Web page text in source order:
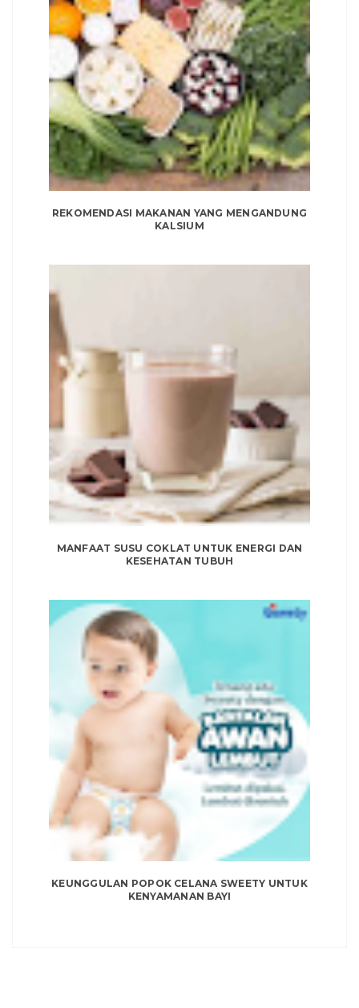
REKOMENDASI MAKANAN YANG MENGANDUNG
KALSIUM
MANFAAT SUSU COKLAT UNTUK ENERGI DAN
KESEHATAN TUBUH
KEUNGGULAN POPOK CELANA SWEETY UNTUK
KENYAMANAN BAYI